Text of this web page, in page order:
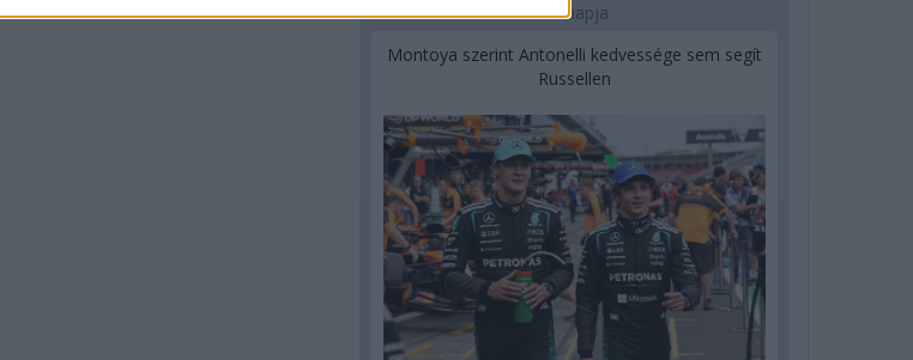
2 napja
Montoya szerint Antonelli kedvessége sem segít
Russellen